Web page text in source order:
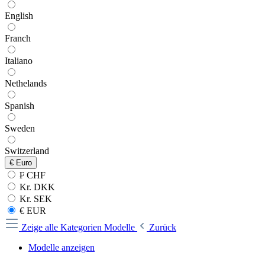
English
Franch
Italiano
Nethelands
Spanish
Sweden
Switzerland
€ Euro
₣ CHF
Kr. DKK
Kr. SEK
€ EUR
Zeige alle Kategorien Modelle
Zurück
Modelle anzeigen